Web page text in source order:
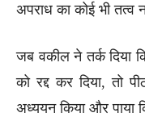
अपराध का कोई भी तत्व
जब वकील ने तर्क दिया
को रद्द कर दिया, तो
अध्ययन किया और पाया